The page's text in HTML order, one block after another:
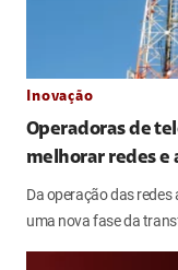
Inovação
Operadoras de
melhorar redes e
Da operação das
uma nova fase da